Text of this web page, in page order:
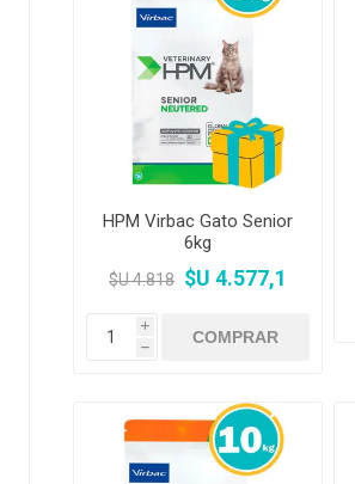
HPM Virbac Gato Senior
6kg
$U 4.818 $U 4.577,1
i
h